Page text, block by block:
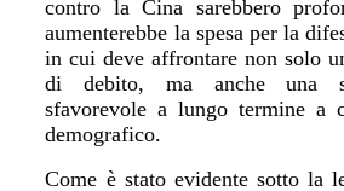
contro la Cina sarebbero
aumenterebbe la spesa per la
in cui deve affrontare non solo
di debito, ma anche una
sfavorevole a lungo termine a
demografico.
Come è stato evidente sotto la